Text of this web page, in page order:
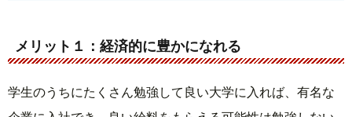
メリット１：経済的に豊かになれる
学生のうちにたくさん勉強して良い大学に入れば、有名な